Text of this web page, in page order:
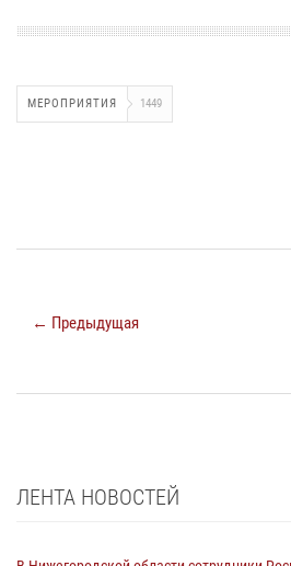
МЕРОПРИЯТИЯ 1449
← Предыдущая
ЛЕНТА НОВОСТЕЙ